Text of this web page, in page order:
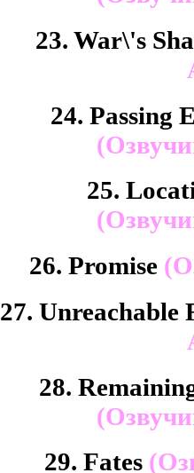
23. War\'s
24. Passing
25.
26. Promise
27. Unreachable
28.
29. Fates